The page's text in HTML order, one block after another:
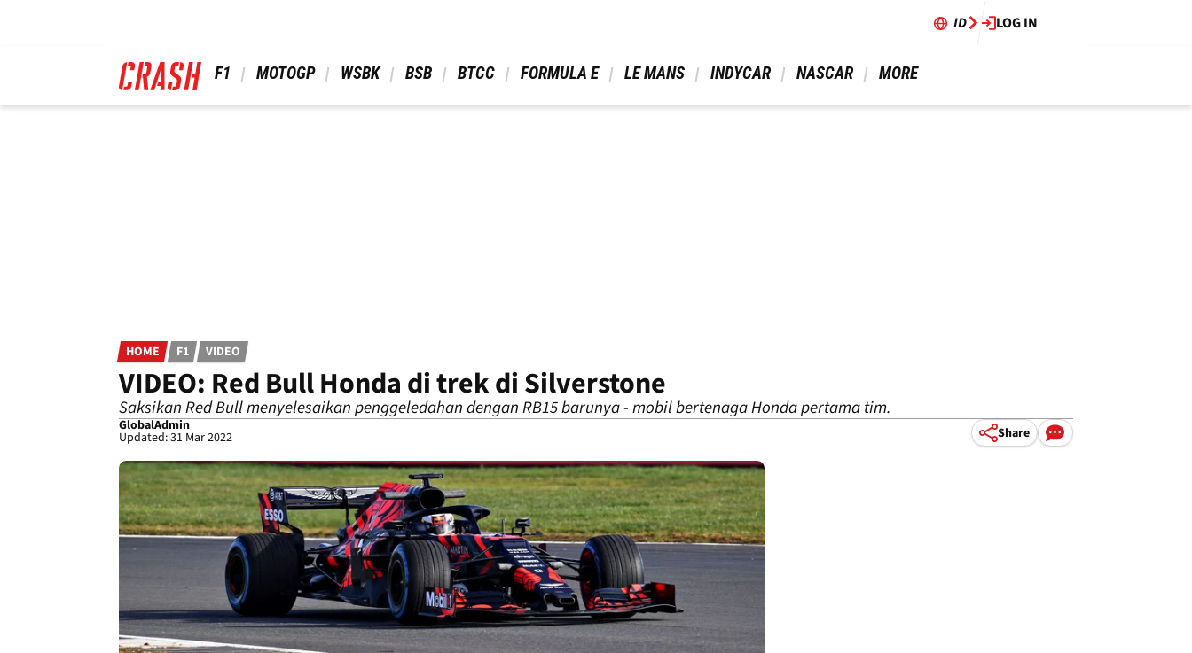
ID LOG IN
F1 MOTOGP WSBK BSB BTCC FORMULA E LE MANS INDYCAR NASCAR MORE
HOME F1 VIDEO
VIDEO: Red Bull Honda di trek di Silverstone
Saksikan Red Bull menyelesaikan penggeledahan dengan RB15 barunya - mobil bertenaga Honda pertama tim.
GlobalAdmin
Updated: 31 Mar 2022 Share